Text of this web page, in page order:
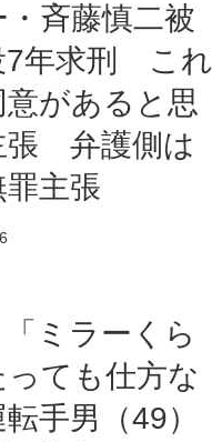
・斉藤慎二被
7年求刑 これ
意があると思
張 弁護側は
主張
「ミラーくら
ても仕方な
手男（49）